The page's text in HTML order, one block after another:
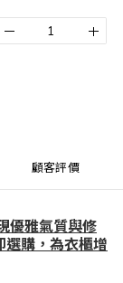
顧客評價
優雅氣質與修
選購，為衣櫃增